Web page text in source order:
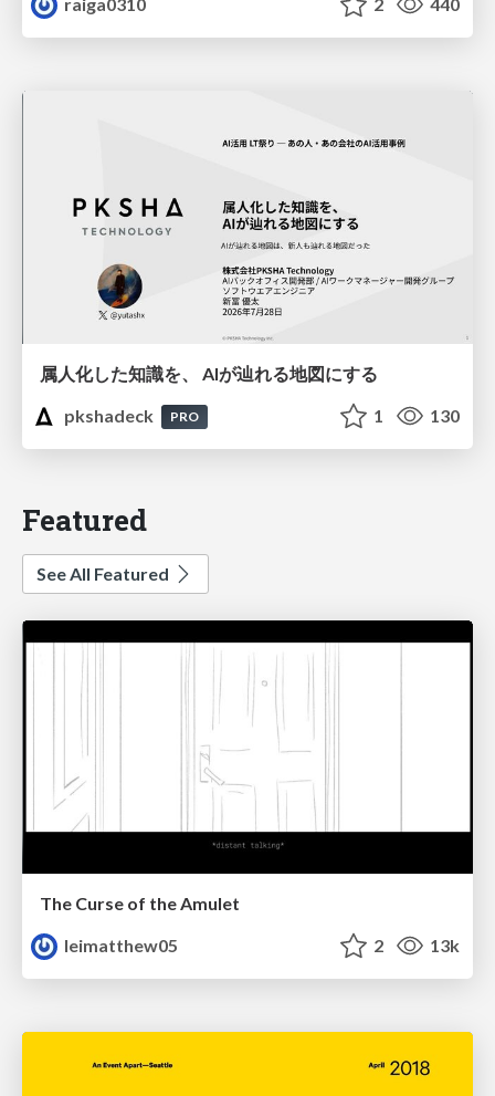
属人化した知識を、 AIが辿れる地図にする
pkshadeck
PRO 1 130
Featured
See All Featured
The Curse of the Amulet
leimatthew05
2 13k